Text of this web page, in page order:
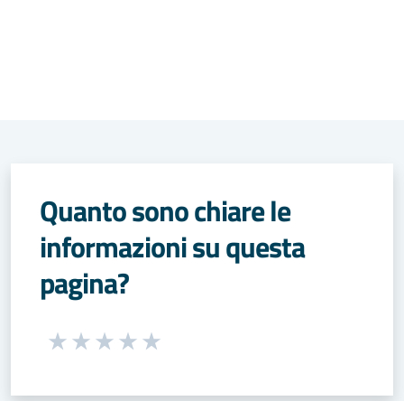
Quanto sono chiare le
informazioni su questa
pagina?
Seleziona una valutazione da 1 a 5 stelle